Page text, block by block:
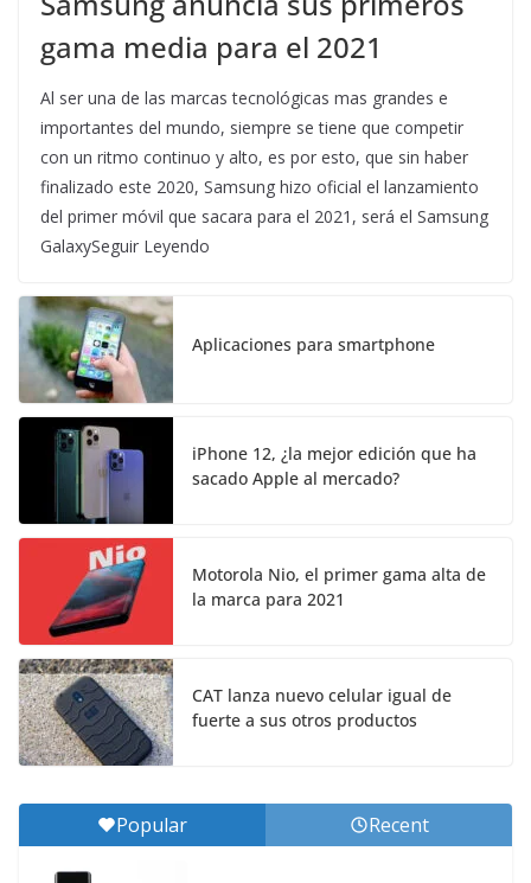
gama media para el 2021
Al ser una de las marcas tecnológicas mas grandes e
importantes del mundo, siempre se tiene que competir
con un ritmo continuo y alto, es por esto, que sin haber
finalizado este 2020, Samsung hizo oficial el lanzamiento
del primer móvil que sacara para el 2021, será el Samsung
GalaxySeguir Leyendo
Aplicaciones para smartphone
iPhone 12, ¿la mejor edición que ha
sacado Apple al mercado?
Motorola Nio, el primer gama alta de
la marca para 2021
CAT lanza nuevo celular igual de
fuerte a sus otros productos
Popular Recent